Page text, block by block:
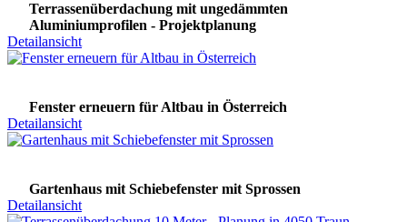
Terrassenüberdachung mit ungedämmten
Aluminiumprofilen - Projektplanung
Detailansicht
Fenster erneuern für Altbau in Österreich
Detailansicht
Gartenhaus mit Schiebefenster mit Sprossen
Detailansicht